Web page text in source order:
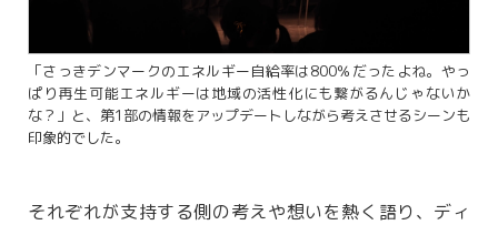
「さっきデンマークのエネルギー自給率は800％だったよね。やっ
ぱり再生可能エネルギーは地域の活性化にも繋がるんじゃないか
な？」と、第1部の情報をアップデートしながら考えさせるシーンも
印象的でした。
それぞれが支持する側の考えや想いを熱く語り、ディ